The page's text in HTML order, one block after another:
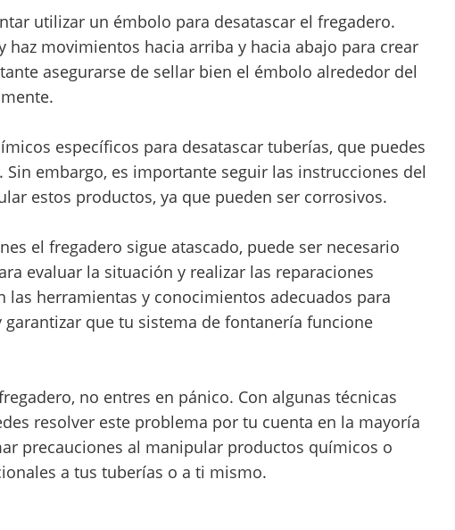
utilizar un émbolo para desatascar el fregadero.
haz movimientos hacia arriba y hacia abajo para crear
asegurarse de sellar bien el émbolo alrededor del
específicos para desatascar tuberías, que puedes
embargo, es importante seguir las instrucciones del
estos productos, ya que pueden ser corrosivos.
el fregadero sigue atascado, puede ser necesario
evaluar la situación y realizar las reparaciones
las herramientas y conocimientos adecuados para
que tu sistema de fontanería funcione
no entres en pánico. Con algunas técnicas
resolver este problema por tu cuenta en la mayoría
precauciones al manipular productos químicos o
a tus tuberías o a ti mismo.